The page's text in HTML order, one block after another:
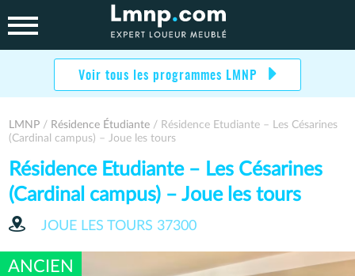
to
content
Voir tous les programmes LMNP
Résidence Etudiante – Les Césarines
(Cardinal campus) – Joue les tours
JOUE LES TOURS 37300
ANCIEN
LMNP / Résidence Étudiante / Résidence Etudiante – Les Césarines
(Cardinal campus) – Joue les tours